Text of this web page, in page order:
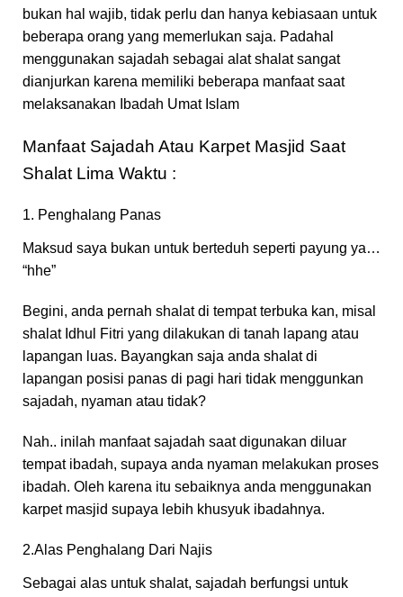
bukan hal wajib, tidak perlu dan hanya kebiasaan untuk
beberapa orang yang memerlukan saja. Padahal
menggunakan sajadah sebagai alat shalat sangat
dianjurkan karena memiliki beberapa manfaat saat
melaksanakan Ibadah Umat Islam
Manfaat Sajadah Atau Karpet Masjid Saat
Shalat Lima Waktu :
1. Penghalang Panas
Maksud saya bukan untuk berteduh seperti payung ya…
“hhe”
Begini, anda pernah shalat di tempat terbuka kan, misal
shalat Idhul Fitri yang dilakukan di tanah lapang atau
lapangan luas. Bayangkan saja anda shalat di
lapangan posisi panas di pagi hari tidak menggunkan
sajadah, nyaman atau tidak?
Nah.. inilah manfaat sajadah saat digunakan diluar
tempat ibadah, supaya anda nyaman melakukan proses
ibadah. Oleh karena itu sebaiknya anda menggunakan
karpet masjid supaya lebih khusyuk ibadahnya.
2.Alas Penghalang Dari Najis
Sebagai alas untuk shalat, sajadah berfungsi untuk